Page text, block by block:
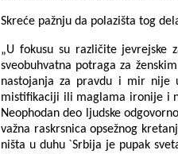
Skreće pažnju da polazišta tog
„U fokusu su različite jevrejske
sveobuhvatna potraga za
nastojanja za pravdu i mir nije
mistifikaciji ili maglama ironije i
Neophodan deo ljudske
važna raskrsnica opsežnog
ništa u duhu `Srbija je pupak